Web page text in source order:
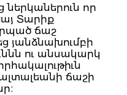
ներկաներուն որ
Տարիք
ճաշ
յանձնախումբի
ու անսակարկ
ճաշի